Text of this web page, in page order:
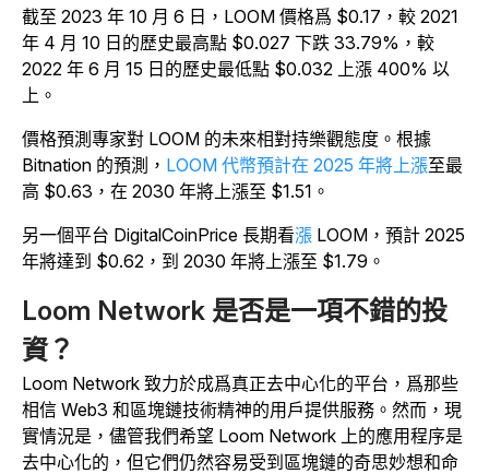
截至 2023 年 10 月 6 日，LOOM 價格爲 $0.17，較 2021
年 4 月 10 日的歷史最高點 $0.027 下跌 33.79%，較
2022 年 6 月 15 日的歷史最低點 $0.032 上漲 400% 以
上。
價格預測專家對 LOOM 的未來相對持樂觀態度。根據
Bitnation 的預測， LOOM 代幣預計在 2025 年將上漲至最
高 $0.63，在 2030 年將上漲至 $1.51。
另一個平台 DigitalCoinPrice 長期看漲 LOOM，預計 2025
年將達到 $0.62，到 2030 年將上漲至 $1.79。
Loom Network 是否是一項不錯的投
資？
Loom Network 致力於成爲真正去中心化的平台，爲那些
相信 Web3 和區塊鏈技術精神的用戶提供服務。然而，現
實情況是，儘管我們希望 Loom Network 上的應用程序是
去中心化的，但它們仍然容易受到區塊鏈的奇思妙想和命